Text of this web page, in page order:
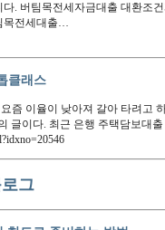
. 버팀목전세자금대출 대환조
목전세대출…
클래스
즘 이율이 낮아져 갈아 타려고
글이다. 최근 은행 주택담보대
그